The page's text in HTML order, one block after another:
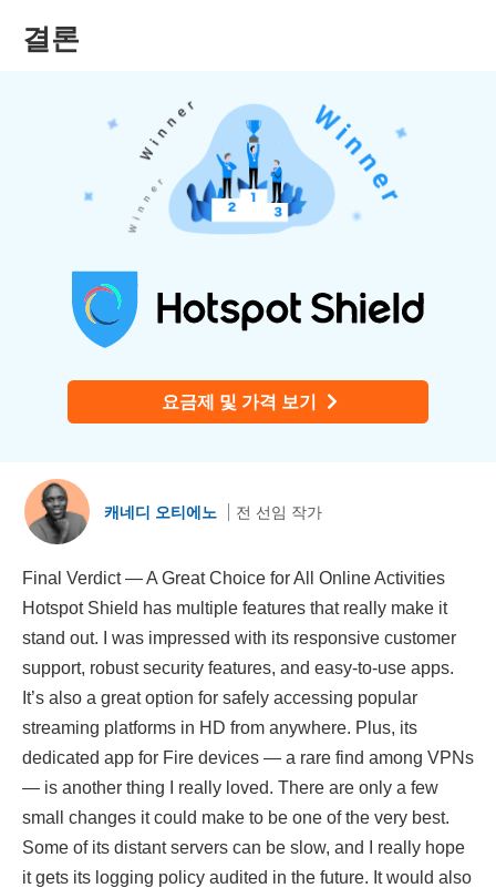
결론
요금제 및 가격 보기
캐네디 오티에노 전 선임 작가
Final Verdict — A Great Choice for All Online Activities
Hotspot Shield has multiple features that really make it
stand out. I was impressed with its responsive customer
support, robust security features, and easy-to-use apps.
It’s also a great option for safely accessing popular
streaming platforms in HD from anywhere. Plus, its
dedicated app for Fire devices — a rare find among VPNs
— is another thing I really loved. There are only a few
small changes it could make to be one of the very best.
Some of its distant servers can be slow, and I really hope
it gets its logging policy audited in the future. It would also